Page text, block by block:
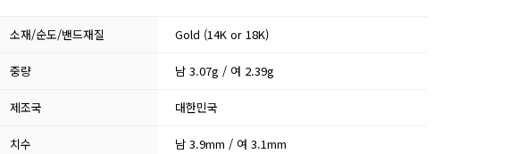
소재/순도/밴드재질 Gold (14K or 18K)
중량 남 3.07g / 여 2.39g
제조국 대한민국
치수 남 3.9mm / 여 3.1mm